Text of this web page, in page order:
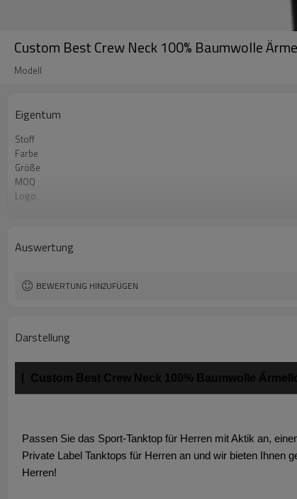
Custom Best Crew Neck 100% Baumwolle
Modell
Eigentum
Stoff
Farbe
Größe
MOQ
Logo
Auswertung
BEWERTUNG HINZUFÜGEN
Darstellung
Custom Best Crew Neck 100% Baumwolle
Passen Sie das Sport-Tanktop für Herren mit Aktik an,
Private Label Tanktops für Herren an und wir bieten Ihnen
Herren!